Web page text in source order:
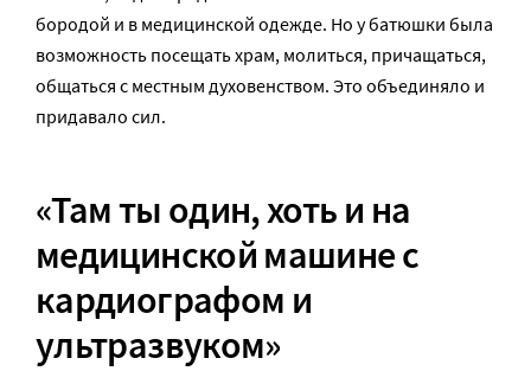
бородой и в медицинской одежде. Но у батюшки была
возможность посещать храм, молиться, причащаться,
общаться с местным духовенством. Это объединяло и
придавало сил.
«Там ты один, хоть и на
медицинской машине с
кардиографом и
ультразвуком»